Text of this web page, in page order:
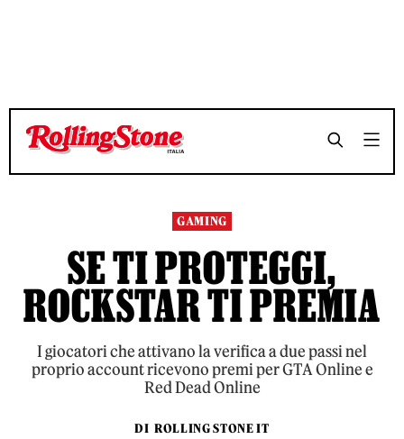
TEMPO DI LETTURA 3 MINUTI SHARE
TEMPO DI LETTURA 3 MINUTI SHARE
GAMING
SE TI PROTEGGI,
ROCKSTAR TI PREMIA
I giocatori che attivano la verifica a due passi nel
proprio account ricevono premi per GTA Online e
Red Dead Online
DI ROLLING STONE IT